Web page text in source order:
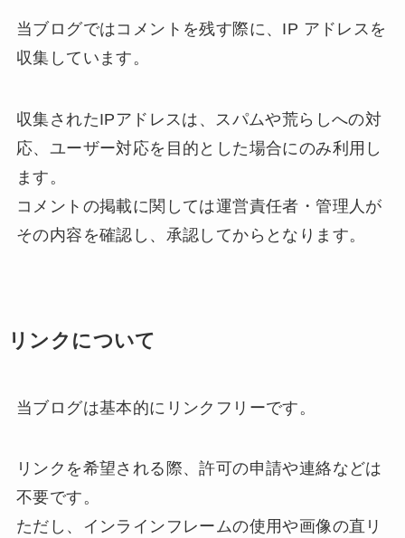
当ブログではコメントを残す際に、IP アドレスを
収集しています。
収集されたIPアドレスは、スパムや荒らしへの対
応、ユーザー対応を目的とした場合にのみ利用し
ます。
コメントの掲載に関しては運営責任者・管理人が
その内容を確認し、承認してからとなります。
リンクについて
当ブログは基本的にリンクフリーです。
リンクを希望される際、許可の申請や連絡などは
不要です。
ただし、インラインフレームの使用や画像の直リ